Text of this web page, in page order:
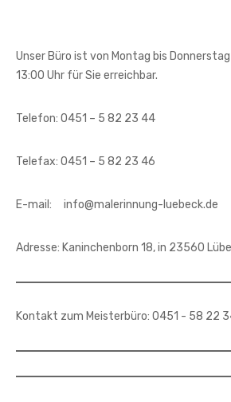
Unser Büro ist von Montag bis
13:00 Uhr für Sie erreichbar.
Telefon: 0451 – 5 82 23 44
Telefax: 0451 – 5 82 23 46
E-mail: info@malerinnung-luebeck.de
Adresse: Kaninchenborn 18, in 23560
Kontakt zum Meisterbüro: 0451 - 58 22